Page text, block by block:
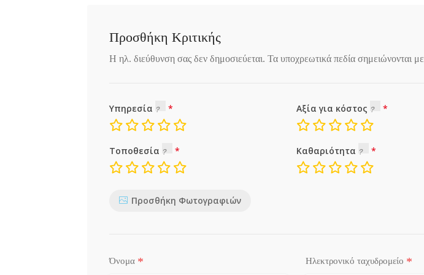
Προσθήκη Κριτικής
Η ηλ. διεύθυνση σας δεν δημοσιεύεται. Τα υποχρεωτικά πεδία σημειώνονται με
Υπηρεσία Αξία για κόστος
Τοποθεσία Καθαριότητα
Προσθήκη Φωτογραφιών
Όνομα * Ηλεκτρονικό ταχυδρομείο *